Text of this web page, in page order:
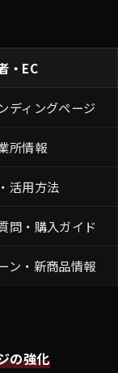
・EC
ディングページ
所情報
活用方法
問・購入ガイド
ン・新商品情報
の強化